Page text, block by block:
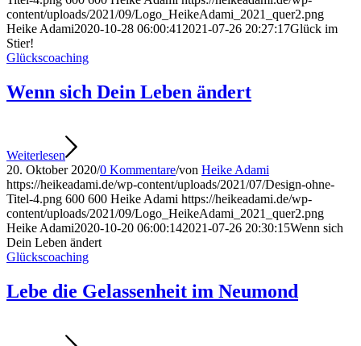
content/uploads/2021/09/Logo_HeikeAdami_2021_quer2.png
Heike Adami2020-10-28 06:00:41 2021-07-26 20:27:17Glück im
Stier!
Glückscoaching
Wenn sich Dein Leben ändert
Weiterlesen
20. Oktober 2020/0 Kommentare/von Heike Adami
https://heikeadami.de/wp-content/uploads/2021/07/Design-ohne-
Titel-4.png 600 600 Heike Adami https://heikeadami.de/wp-
content/uploads/2021/09/Logo_HeikeAdami_2021_quer2.png
Heike Adami2020-10-20 06:00:142021-07-26 20:30:15Wenn sich
Dein Leben ändert
Glückscoaching
Lebe die Gelassenheit im Neumond